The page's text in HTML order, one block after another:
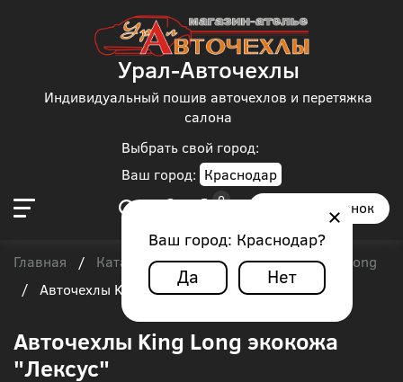
Выбрать свой город:
Ваш город: Краснодар
Ваш город: Краснодар?
Да Нет
Урал-Авточехлы
Индивидуальный пошив авточехлов и перетяжка
салона
Заказать звонок
Главная / Каталог чехлов / Автобус / King Long
/
Авточехлы King Long экокожа "Лексус"
Авточехлы King Long экокожа
"Лексус"